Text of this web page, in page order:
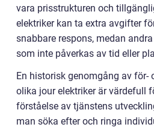
vara prisstrukturen och
elektriker kan ta extra avgifter
snabbare respons, medan
som inte påverkas av tid eller
En historisk genomgång av för-
olika jour elektriker är värdefull
förståelse av tjänstens
man söka efter och ringa